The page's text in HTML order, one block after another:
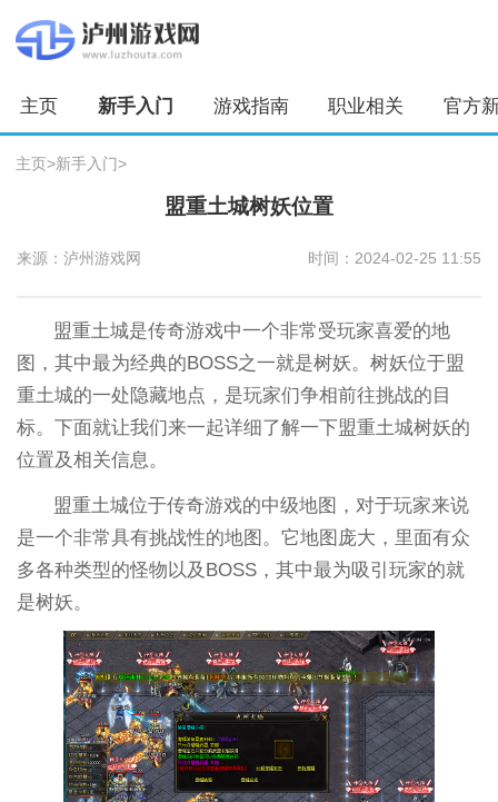
主页 新手入门 游戏指南 职业相关 官方
主页>新手入门>
盟重土城树妖位置
来源：泸州游戏网 时间：2024-02-25 11:55
盟重土城是传奇游戏中一个非常受玩家喜爱的地
图，其中最为经典的BOSS之一就是树妖。树妖位于盟
重土城的一处隐藏地点，是玩家们争相前往挑战的目
标。下面就让我们来一起详细了解一下盟重土城树妖的
位置及相关信息。
盟重土城位于传奇游戏的中级地图，对于玩家来说
是一个非常具有挑战性的地图。它地图庞大，里面有众
多各种类型的怪物以及BOSS，其中最为吸引玩家的就
是树妖。